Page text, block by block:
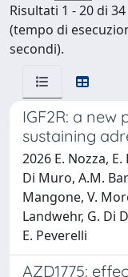
Risultati 1 - 20 di 34
(tempo di
secondi).
IGF2R: a new
sustaining
2026 E. Nozza,
Di Muro, A.M.
Mangone, V.
Landwehr, G. Di
E. Peverelli
AZD1775: